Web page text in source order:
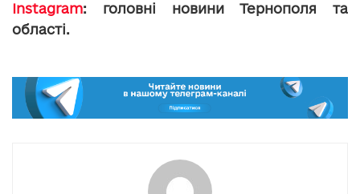
Instagram: головні новини Тернополя та
області.